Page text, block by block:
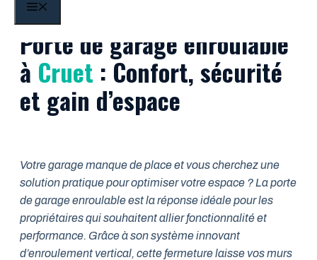
Porte de garage enroulable
à Cruet : Confort, sécurité
et gain d’espace
Votre garage manque de place et vous cherchez une
solution pratique pour optimiser votre espace ? La porte
de garage enroulable est la réponse idéale pour les
propriétaires qui souhaitent allier fonctionnalité et
performance. Grâce à son système innovant
d’enroulement vertical, cette fermeture laisse vos murs